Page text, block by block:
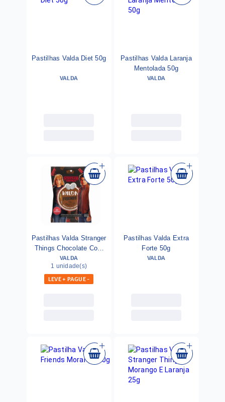
Pastilhas Valda Diet 50g
VALDA
Pastilhas Valda Laranja
Mentolada 50g
VALDA
Pastilhas Valda Stranger
Things Chocolate Com
Cereja 25g
VALDA
1 unidade(s)
LEVE + PAGUE -
Pastilhas Valda Extra
Forte 50g
VALDA